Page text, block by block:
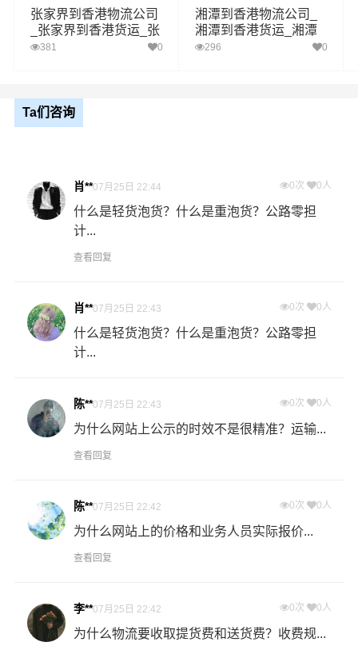
什么是提货费用（也称接货费、取货费、上门提货费）？
物流公司安排车辆上门把货物运送到专线运输商进行配载
流基本信息。
散地运送到指定的收货地点，期间产生的费用称为送货
费。
- 万信物流湖南物流业务部秉承“用心呵护，值得托付”的服
务理念，凭借湖南至香港物流的优质平台，始终致力于为
南到香港货运专线是港邦的优质品牌服务，我们一直多年
的在为各行各业提供我们的物流服务，也得到了很多客户
的认可和口碑相传，如果您有意向选择我们，我们非常乐
咨询，找到合适您的物流服务商。
张家界到香港物流公司
_张家界到香港货运_张
家界至香港物流专线
381 0
湘潭到香港物流公司_
湘潭到香港货运_湘潭
至香港物流专线
296 0
Ta们咨询
肖**07月25日 22:44 0次 0人
什么是轻货泡货？什么是重泡货？公路零担
计...
查看回复
肖**07月25日 22:43 0次 0人
什么是轻货泡货？什么是重泡货？公路零担
计...
陈**07月25日 22:43 0次 0人
为什么网站上公示的时效不是很精准？运输...
查看回复
陈**07月25日 22:42 0次 0人
为什么网站上的价格和业务人员实际报价...
查看回复
李**07月25日 22:42 0次 0人
为什么物流要收取提货费和送货费？收费规...